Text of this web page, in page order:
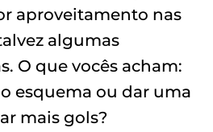
aproveitamento nas
algumas
O que vocês acham:
esquema ou dar uma
mais gols?